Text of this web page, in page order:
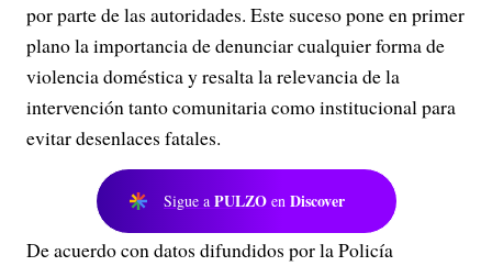
por parte de las autoridades. Este suceso pone en primer
plano la importancia de denunciar cualquier forma de
violencia doméstica y resalta la relevancia de la
intervención tanto comunitaria como institucional para
evitar desenlaces fatales.
Sigue a PULZO en Discover
De acuerdo con datos difundidos por la Policía